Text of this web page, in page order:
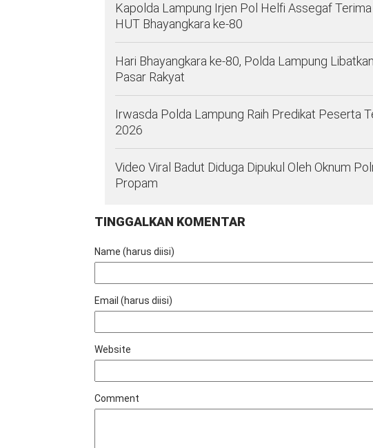
Kapolda Lampung Irjen Pol Helfi Assegaf
HUT Bhayangkara ke-80
Hari Bhayangkara ke-80, Polda Lampung
Pasar Rakyat
Irwasda Polda Lampung Raih Predikat Peserta
2026
Video Viral Badut Diduga Dipukul Oleh Oknum
Propam
TINGGALKAN KOMENTAR
Name (harus diisi)
Email (harus diisi)
Website
Comment